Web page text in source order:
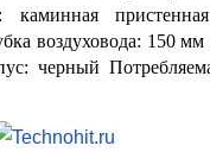
каминная
воздуховода: 150
черный